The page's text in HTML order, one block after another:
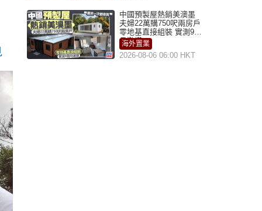
中國預製屋熱銷美澳墨
夫婦22萬購750呎兩房戶
零地基直接組裝 實測9個
月激讚
海外置業
2026-08-06 06:00 HKT